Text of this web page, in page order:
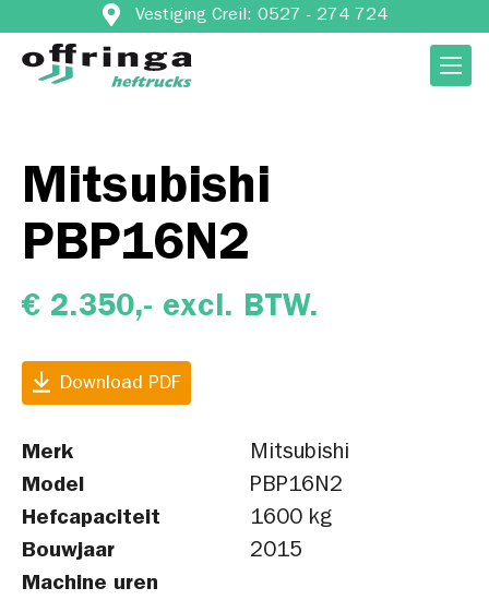
Vestiging Creil: 0527 - 274 724
Mitsubishi
PBP16N2
€ 2.350,- excl. BTW.
Download PDF
Merk
Mitsubishi
Model
PBP16N2
Hefcapaciteit
1600 kg
Bouwjaar
2015
Machine uren